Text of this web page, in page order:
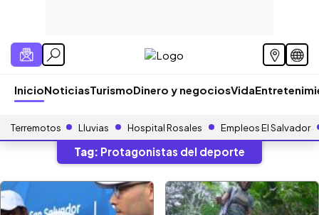
InicioNoticiasTurismoDinero y negociosVida
Terremotos Lluvias Hospital Rosales Empleos El Salvador
Tag: Protagonistas del deporte